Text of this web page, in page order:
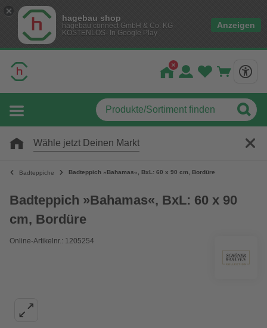
hagebau shop
hagebau connect GmbH & Co. KG
KOSTENLOS- In Google Play
Anzeigen
Wähle jetzt Deinen Markt
Badteppiche Badteppich »Bahamas«, BxL: 60 x 90 cm, Bordüre
Badteppich »Bahamas«, BxL: 60 x 90
cm, Bordüre
Online-Artikelnr.: 1205254